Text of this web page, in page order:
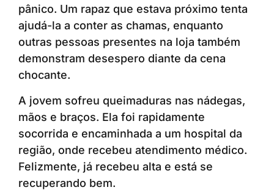
pânico. Um rapaz que estava próximo tenta
ajudá-la a conter as chamas, enquanto
outras pessoas presentes na loja também
demonstram desespero diante da cena
chocante.
A jovem sofreu queimaduras nas nádegas,
mãos e braços. Ela foi rapidamente
socorrida e encaminhada a um hospital da
região, onde recebeu atendimento médico.
Felizmente, já recebeu alta e está se
recuperando bem.